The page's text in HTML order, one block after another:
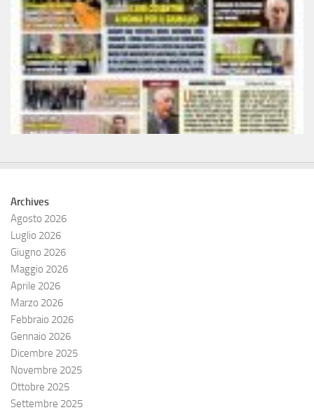
Archives
Agosto 2026
Luglio 2026
Giugno 2026
Maggio 2026
Aprile 2026
Marzo 2026
Febbraio 2026
Gennaio 2026
Dicembre 2025
Novembre 2025
Ottobre 2025
Settembre 2025